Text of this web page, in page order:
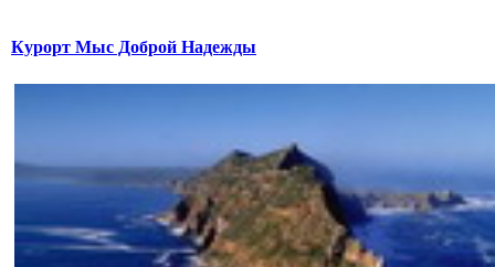
Курорт Мыс Доброй Надежды